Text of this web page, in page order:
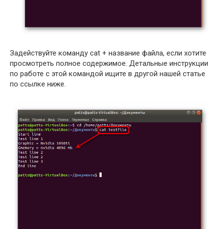
Задействуйте команду cat + название файла, если хотите
просмотреть полное содержимое. Детальные инструкции
по работе с этой командой ищите в другой нашей статье
по ссылке ниже.